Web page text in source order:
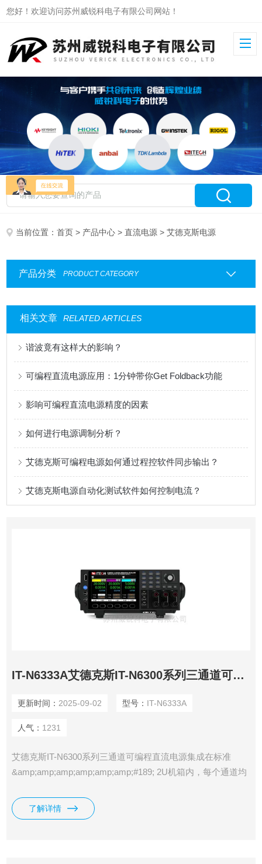
您好！欢迎访问苏州威锐科电子有限公司网站！
当前位置：首页 > 产品中心 >直流电源 > 艾德克斯电源
产品分类 PRODUCT CATEGORY
相关文章 RELATED ARTICLES
谐波竟有这样大的影响？
可编程直流电源应用：1分钟带你Get Foldback功能
影响可编程直流电源精度的因素
如何进行电源调制分析？
艾德克斯可编程电源如何通过程控软件同步输出？
艾德克斯电源自动化测试软件如何控制电流？
IT-N6333A艾德克斯IT-N6300系列三通道可编程直流电源
更新时间： 2025-09-02 型号： IT-N6333A
人气： 1231
艾德克斯IT-N6300系列三通道可编程直流电源集成在标准
&amp;amp;amp;amp;amp;amp;#189; 2U机箱内，每个通道均
设计，为用户提供多用途测试解决方案。配备4.3英寸高清
LCD显示屏，支持清晰直观的通道参数设置、测试程序编辑及
了解详情